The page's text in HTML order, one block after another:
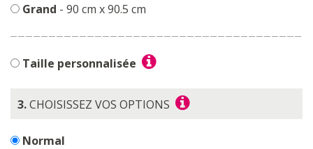
Grand - 90 cm x 90.5 cm
Taille personnalisée
3.CHOISISSEZ VOS OPTIONS
Normal